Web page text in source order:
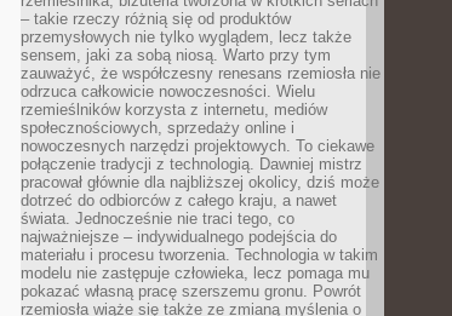
– takie rzeczy różnią się od produktów
przemysłowych nie tylko wyglądem, lecz także
sensem, jaki za sobą niosą. Warto przy tym
zauważyć, że współczesny renesans rzemiosła nie
odrzuca całkowicie nowoczesności. Wielu
rzemieślników korzysta z internetu, mediów
społecznościowych, sprzedaży online i
nowoczesnych narzędzi projektowych. To ciekawe
połączenie tradycji z technologią. Dawniej mistrz
pracował głównie dla najbliższej okolicy, dziś może
dotrzeć do odbiorców z całego kraju, a nawet
świata. Jednocześnie nie traci tego, co
najważniejsze – indywidualnego podejścia do
materiału i procesu tworzenia. Technologia w takim
modelu nie zastępuje człowieka, lecz pomaga mu
pokazać własną pracę szerszemu gronu. Powrót
rzemiosła wiąże się także ze zmianą myślenia o